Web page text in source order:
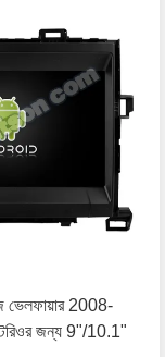
ভেলফায়ার 2008-
জন্য 9"/10.1"